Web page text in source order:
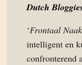
Dutch
‘Frontaal
intelligent en
confronterend